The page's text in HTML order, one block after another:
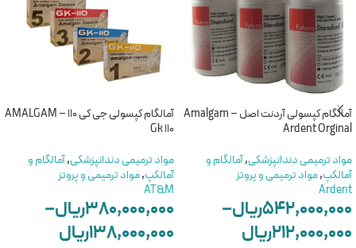
آمالگام کپسولی آردنت اصل – Amalgam
Ardent Orginal
مواد ترمیمی دندانپزشکی,آمالگام و
آمالکپ,مواد ترمیمی و پروتز
Ardent
۵۴۲,۰۰۰,۰۰۰ریال–
۲۱۲,۰۰۰,۰۰۰ریال
آمالگام کپسولی جی کی 110 – AMALGAM
Gk 110
مواد ترمیمی دندانپزشکی,آمالگام و
آمالکپ,مواد ترمیمی و پروتز
AT&M
۳۸۰,۰۰۰,۰۰۰ریال–
۱۳۸,۰۰۰,۰۰۰ریال